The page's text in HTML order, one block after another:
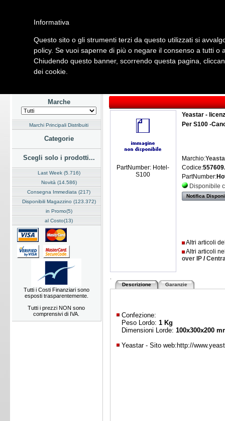
Home Listino Marchi Dati Cliente Servizi Company
Hardware Software Fotografia Telefonia Audio Video
Marche
Marchi Principali Distribuiti
Categorie
Scegli solo i prodotti...
Last Week (5.716)
Novità (14.586)
Consegna Immediata (217)
Disponibili Magazzino (123.372)
in Promo(5)
al Costo(13)
Tutti i Costi Finanziari sono
esposti trasparentemente.
Tutti i prezzi NON sono
comprensivi di IVA.
PartNumber: Hotel-
S100
Yeastar -
Per S100 -
Marchio:
Codice:
PartNumber:
Disponibile
Notifica
Altri articoli
Altri articoli
over IP/
Descrizione Garanzie
Confezione:
Peso Lordo: 1 Kg
Dimensioni Lorde: 100x300x200
Yeastar - Sito web: http://
Informativa
Questo sito o gli strumenti terzi da questo utilizzati si
policy. Se vuoi saperne di più o negare il consenso a tutti o
Chiudendo questo banner, scorrendo questa pagina,
dei cookie.